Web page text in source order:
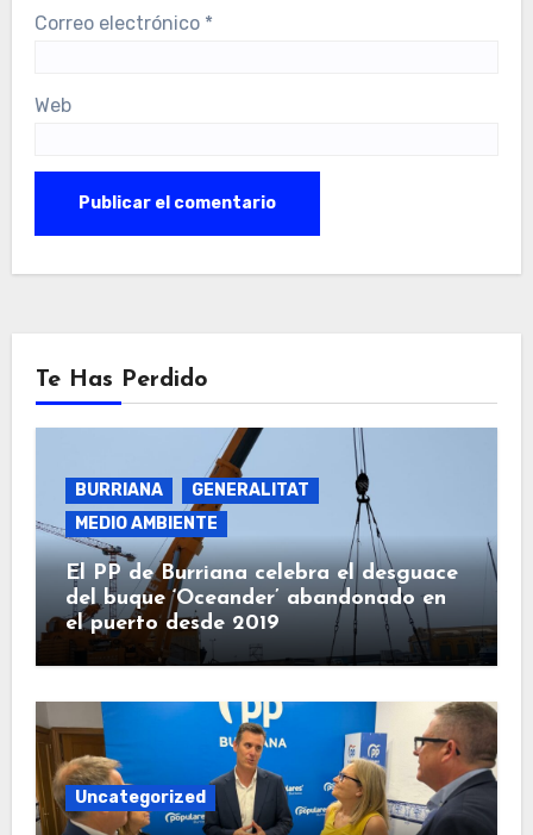
Correo electrónico *
Web
Te Has Perdido
BURRIANA
GENERALITAT
MEDIO AMBIENTE
El PP de Burriana celebra el desguace
del buque ‘Oceander’ abandonado en
el puerto desde 2019
Uncategorized